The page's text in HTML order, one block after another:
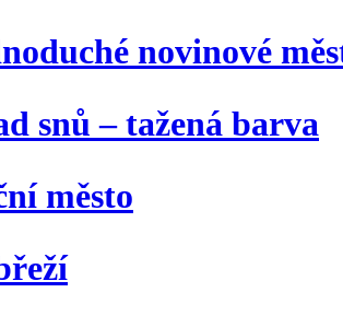
novinové
snů – tažená barva
město